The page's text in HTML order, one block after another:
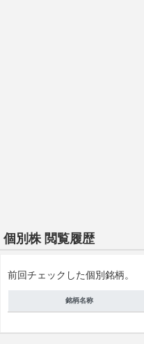
個別株 閲覧履歴
前回チェックした個別銘柄。
銘柄名称